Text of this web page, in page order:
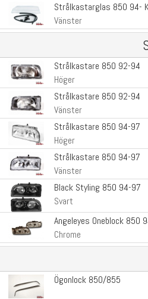
Strålkastarglas 850 94-
Vänster
Strålkastare 850 92-94
Höger
Strålkastare 850 92-94
Vänster
Strålkastare 850 94-97
Höger
Strålkastare 850 94-97
Vänster
Black Styling 850 94-97
Svart
Angeleyes Oneblock 850
Chrome
Ögonlock 850/855